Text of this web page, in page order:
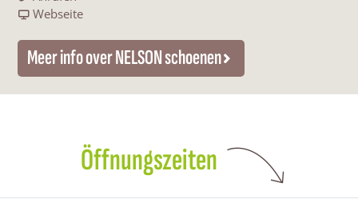
O
o
e
s
L
E
O
o
e
Webseitea
E
S
c
Meer info over NELSON schoenen
Öffnungszeiten